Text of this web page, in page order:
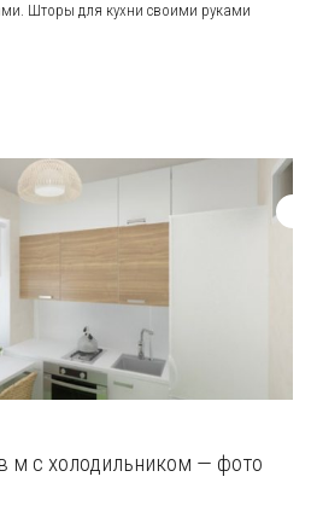
Шторы для кухни своими руками
м с холодильником — фото